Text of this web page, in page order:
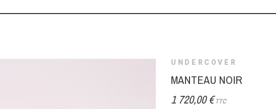
UNDERCOVER
MANTEAU NOIR
1 720,00 € TTC